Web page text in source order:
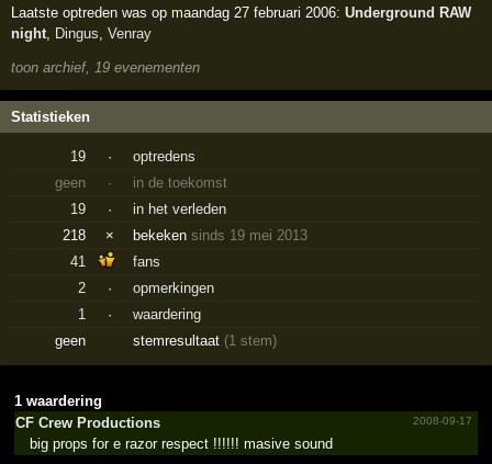
Laatste optreden was op maandag 27 februari 2006:Underground RAW
night Dingus ,Venray
toon archief, 19 evenementen
Statistieken
19 ·
optredens
geen
·
in de toekomst
19
·
in het verleden
218
× bekekensinds 19 mei 2013
41
fans
2
·
opmerkingen
1
·
waardering
geen
stemresultaat (1 stem)
1 waardering
CF Crew Productions
2008-09-17
big props for e razor respect !!!!!! masive sound